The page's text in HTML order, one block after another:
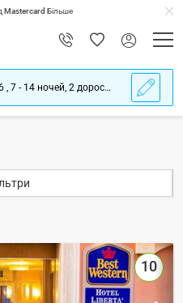
Mastercard Більше
Італія, виліт 12.08.2026 - 19.08.2026 , 7 - 14 ночей, 2 дорослих
10